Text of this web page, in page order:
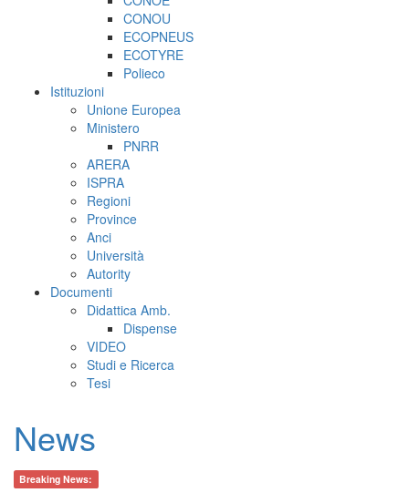
CONOU
ECOPNEUS
ECOTYRE
Polieco
Istituzioni
Unione Europea
Ministero
PNRR
ARERA
ISPRA
Regioni
Province
Anci
Università
Autority
Documenti
Didattica Amb.
Dispense
VIDEO
Studi e Ricerca
Tesi
News
Breaking News: